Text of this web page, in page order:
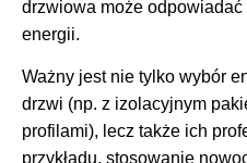
drzwiowa może
energii.
Ważny jest nie tylko wybór
drzwi (np. z izolacyjnym
profilami), lecz także ich
przykładu, stosowanie